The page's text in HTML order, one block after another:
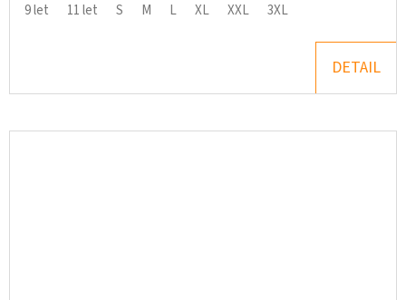
9 let 11 let S M L XL XXL 3XL
DETAIL